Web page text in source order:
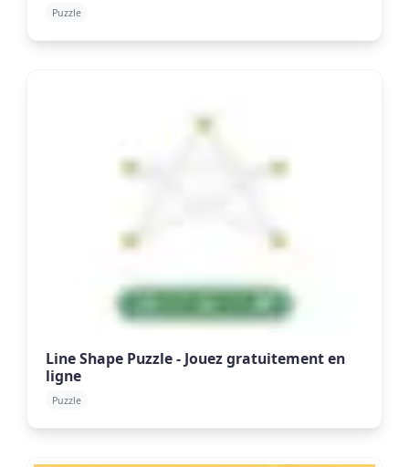
Puzzle
Line Shape Puzzle - Jouez gratuitement en
ligne
Puzzle